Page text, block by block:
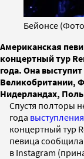
Бейонсе
Американская
концертный тур
года. Она
Великобритании,
Нидерландах,
Спустя полторы
года выступления
концертный тур
певица
в Instagram